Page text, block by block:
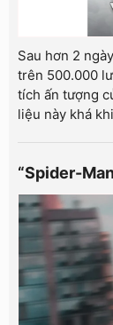
Sau hơn 2
trên 500.000
tích ấn tượng
liệu này khá
“Spider-